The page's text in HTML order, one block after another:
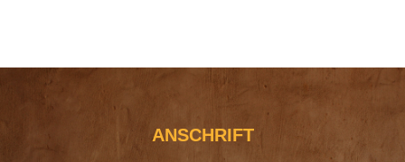
ANSCHRIFT